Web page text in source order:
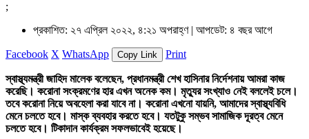
;
প্রকাশিত: ২৭ এপ্রিল ২০২২, ৪:২১ অপরাহ্ণ | আপডেট: ৪ বছর আগে
Facebook X WhatsApp Copy Link Print
স্বাস্থ্যমন্ত্রী জাহিদ মালেক বলেছেন, প্রধানমন্ত্রী শেখ হাসিনার নির্দেশনায় আমরা কাজ
করেছি। করোনা সংক্রমণের হার এখন অনেক কম। মৃত্যুর সংখ্যাও নেই বললেই চলে।
তবে করোনা নিয়ে অবহেলা করা যাবে না। করোনা এখনো যায়নি, আমাদের স্বাস্থ্যবিধি
মেনে চলতে হবে। মাস্ক ব্যবহার করতে হবে। যতটুকু সম্ভব সামাজিক দূরত্ব মেনে
চলতে হবে। টিকাদান কার্যক্রম সফলভাবেই হয়েছে।